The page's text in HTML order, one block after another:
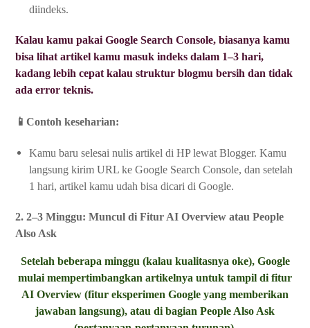
diindeks.
Kalau kamu pakai Google Search Console, biasanya kamu
bisa lihat artikel kamu masuk indeks dalam 1–3 hari,
kadang lebih cepat kalau struktur blogmu bersih dan tidak
ada error teknis.
📱Contoh keseharian:
Kamu baru selesai nulis artikel di HP lewat Blogger. Kamu
langsung kirim URL ke Google Search Console, dan setelah
1 hari, artikel kamu udah bisa dicari di Google.
2. 2–3 Minggu: Muncul di Fitur AI Overview atau People
Also Ask
Setelah beberapa minggu (kalau kualitasnya oke), Google
mulai mempertimbangkan artikelnya untuk tampil di fitur
AI Overview (fitur eksperimen Google yang memberikan
jawaban langsung), atau di bagian People Also Ask